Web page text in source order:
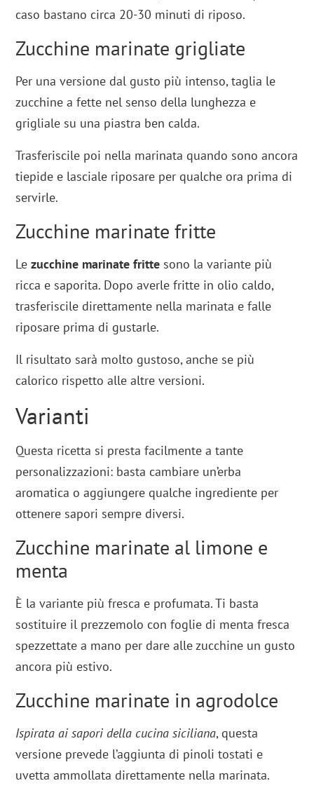
caso bastano circa 20-30 minuti di riposo.
Zucchine marinate grigliate
Per una versione dal gusto più intenso, taglia le
zucchine a fette nel senso della lunghezza e
grigliale su una piastra ben calda.
Trasferiscile poi nella marinata quando sono ancora
tiepide e lasciale riposare per qualche ora prima di
servirle.
Zucchine marinate fritte
Lezucchine marinate fritte sono la variante più
ricca e saporita. Dopo averle fritte in olio caldo,
trasferiscile direttamente nella marinata e falle
riposare prima di gustarle.
Il risultato sarà molto gustoso, anche se più
calorico rispetto alle altre versioni.
Varianti
Questa ricetta si presta facilmente a tante
personalizzazioni: basta cambiare un’erba
aromatica o aggiungere qualche ingrediente per
ottenere sapori sempre diversi.
Zucchine marinate al limone e
menta
È la variante più fresca e profumata. Ti basta
sostituire il prezzemolo con foglie di menta fresca
spezzettate a mano per dare alle zucchine un gusto
ancora più estivo.
Zucchine marinate in agrodolce
Ispirata ai sapori della cucina siciliana, questa
versione prevede l’aggiunta di pinoli tostati e
uvetta ammollata direttamente nella marinata.